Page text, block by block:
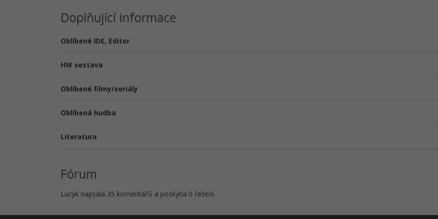
Doplňující informace
Oblíbené IDE, Editor
HW sestava
Oblíbené filmy/seriály
Oblíbená hudba
Literatura
Fórum
Lucyk napsala 35 komentářů a poskytla 0 řešení.